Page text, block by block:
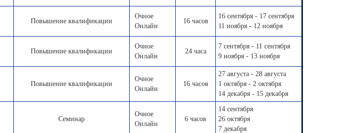
Повышение квалификации
Очное
Онлайн
16 часов
16 сентября - 17 сентября
11 ноября - 12 ноября
Повышение квалификации
Очное
Онлайн
24 часа
7 сентября - 11 сентября
9 ноября - 13 ноября
Повышение квалификации
Очное
Онлайн
16 часов
27 августа - 28 августа
1 октября - 2 октября
14 декабря - 15 декабря
Семинар
Очное
Онлайн
6 часов
14 сентября
26 октября
7 декабря